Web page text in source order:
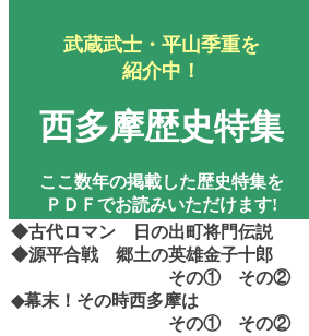
武蔵武士・平山季重を
紹介中！
西多摩歴史特集
ここ数年の掲載した歴史特集を
ＰＤＦでお読みいただけます!
◆古代ロマン 日の出町将門伝説
◆源平合戦 郷土の英雄金子十郎
その① その②
◆幕末！その時西多摩は
その①
その②